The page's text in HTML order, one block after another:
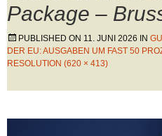
Package –
PUBLISHED ON 11. JUNI 2026 IN
DER EU: AUSGABEN UM FAST 50
RESOLUTION (620 × 413)